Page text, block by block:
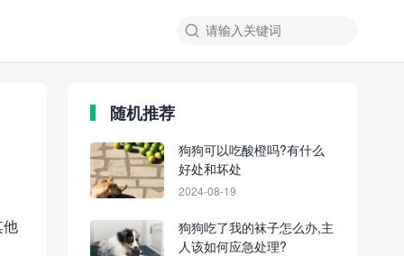
随机推荐
狗狗可以吃酸橙吗?有什么
好处和坏处
2024-08-19
狗狗吃了我的袜子怎么办,主
人该如何应急处理?